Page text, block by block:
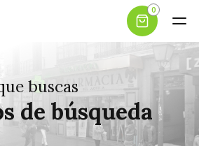
0
buscas
de búsqueda